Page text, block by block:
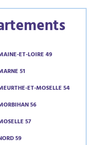
ET-LOIRE 49
51
ET-MOSELLE 54
56
57
59